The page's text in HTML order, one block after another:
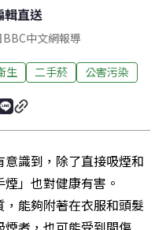
輯直送
中文網報導
生 二手菸 公害污染
識到，除了直接吸煙和
」也對健康有害。
能夠附著在衣服和頭髮